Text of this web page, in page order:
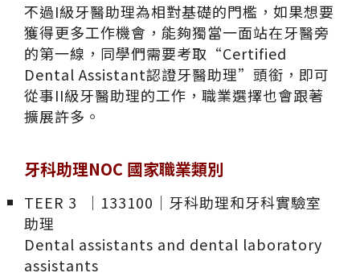
不過I級牙醫助理為相對基礎的門檻，如果想要
獲得更多工作機會，能夠獨當一面站在牙醫旁
的第一線，同學們需要考取“Certified
Dental Assistant認證牙醫助理”頭銜，即可
從事II級牙醫助理的工作，職業選擇也會跟著
擴展許多。
牙科助理NOC 國家職業類別
TEER 3 ｜133100｜牙科助理和牙科實驗室
助理
Dental assistants and dental laboratory
assistants